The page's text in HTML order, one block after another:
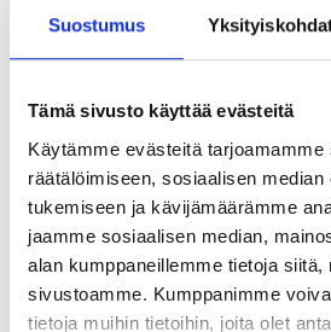
Suostumus
Tämä sivusto käyttää evästeitä
Käytämme evästeitä
räätälöimiseen, sosiaalisen median
tukemiseen ja kävijämäärämme
jaamme sosiaalisen median,
alan kumppaneillemme tietoja siitä,
sivustoamme. Kumppanimme
tietoja muihin tietoihin, joita olet
Tiilikaton suoja-
Virolahti